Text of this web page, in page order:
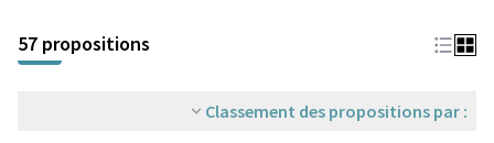
57 propositions
Classement des propositions par :